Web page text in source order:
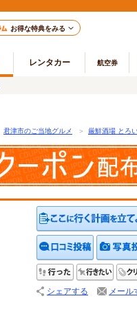
お得な特典をみる
レンタカー 航空券
君津市のご当地グルメ ＞ 厳鮮酒場 とろ
クチコミ
行った 行き
シェアする メール